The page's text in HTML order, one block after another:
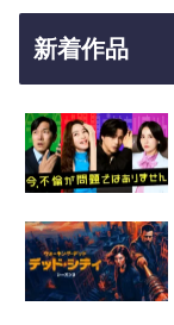
新着作品